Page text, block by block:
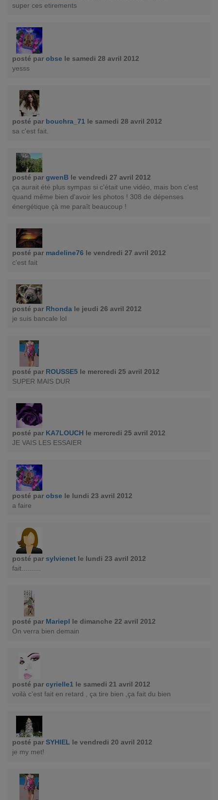
super ces etirements
posté par obse le samedi 28 avril 2012
yesss
posté par bouchra_71 le samedi 28 avril 2012
sa c'est fait.
posté par gwenB le vendredi 27 avril 2012
ça aurait été plus sympas si c'était une vidéo, mais bon c'est
quand même bien d'avoir les photos ! 308 de dépenses
énergétique çà me paraît beaucoup !
posté par madeline76 le vendredi 27 avril 2012
c'est fait
posté par Rhonda le jeudi 26 avril 2012
je suis bancale lol
posté par ROUSSE5 le mercredi 25 avril 2012
SUPER MAIS DUR
posté par KA7LOUCH le mercredi 25 avril 2012
JE VAIS LES ESSAIER
posté par obse le lundi 23 avril 2012
a faire
posté par sylvienet le lundi 23 avril 2012
fait..........
posté par Mariepl le dimanche 22 avril 2012
On verra bien demain
posté par cyrielle1 le samedi 21 avril 2012
voilà c'est fait en retard , ça tire bien ,ça fait du bien
posté par SYHIEL le vendredi 20 avril 2012
je my met!